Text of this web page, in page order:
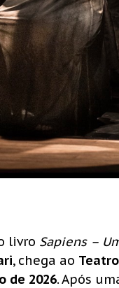
livro Sapiens –
, chega ao
de 2026. Após